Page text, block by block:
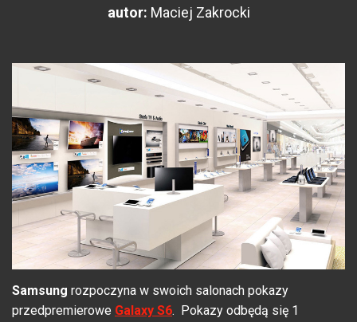
autor: Maciej Zakrocki
Samsung rozpoczyna w swoich salonach pokazy
przedpremierowe Galaxy S6.
Pokazy odbędą się 1